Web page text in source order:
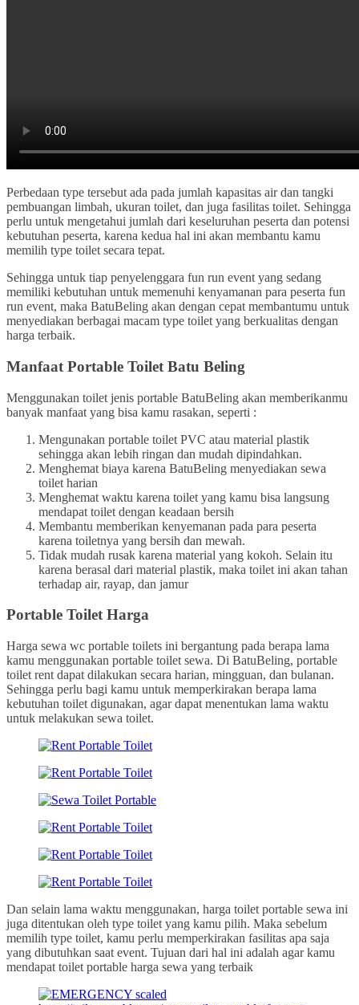
Perbedaan type tersebut ada pada jumlah kapasitas air dan tangki
pembuangan limbah, ukuran toilet, dan juga fasilitas toilet. Sehingga
perlu untuk mengetahui jumlah dari keseluruhan peserta dan potensi
kebutuhan peserta, karena kedua hal ini akan membantu kamu
memilih type toilet secara tepat.
Sehingga untuk tiap penyelenggara fun run event yang sedang
memiliki kebutuhan untuk memenuhi kenyamanan para peserta fun
run event, maka BatuBeling akan dengan cepat membantumu untuk
menyediakan berbagai macam type toilet yang berkualitas dengan
harga terbaik.
Manfaat Portable Toilet Batu Beling
Menggunakan toilet jenis portable BatuBeling akan memberikanmu
banyak manfaat yang bisa kamu rasakan, seperti :
Mengunakan portable toilet PVC atau material plastik
sehingga akan lebih ringan dan mudah dipindahkan.
Menghemat biaya karena BatuBeling menyediakan sewa
toilet harian
Menghemat waktu karena toilet yang kamu bisa langsung
mendapat toilet dengan keadaan bersih
Membantu memberikan kenyemanan pada para peserta
karena toiletnya yang bersih dan mewah.
Tidak mudah rusak karena material yang kokoh. Selain itu
karena berasal dari material plastik, maka toilet ini akan tahan
terhadap air, rayap, dan jamur
Portable Toilet Harga
Harga sewa wc portable toilets ini bergantung pada berapa lama
kamu menggunakan portable toilet sewa. Di BatuBeling, portable
toilet rent dapat dilakukan secara harian, mingguan, dan bulanan.
Sehingga perlu bagi kamu untuk memperkirakan berapa lama
kebutuhan toilet digunakan, agar dapat menentukan lama waktu
untuk melakukan sewa toilet.
Dan selain lama waktu menggunakan, harga toilet portable sewa ini
juga ditentukan oleh type toilet yang kamu pilih. Maka sebelum
memilih type toilet, kamu perlu memperkirakan fasilitas apa saja
yang dibutuhkan saat event. Tujuan dari hal ini adalah agar kamu
mendapat toilet portable harga sewa yang terbaik